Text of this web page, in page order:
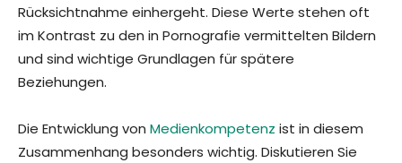
Rücksichtnahme einhergeht. Diese Werte stehen oft
im Kontrast zu den in Pornografie vermittelten Bildern
und sind wichtige Grundlagen für spätere
Beziehungen.
Die Entwicklung von Medienkompetenz ist in diesem
Zusammenhang besonders wichtig. Diskutieren Sie